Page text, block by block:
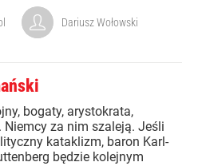
Dariusz Wołowski
bogaty, arystokrata,
Niemcy za nim szaleją. Jeśli
kataklizm, baron Karl-
będzie kolejnym